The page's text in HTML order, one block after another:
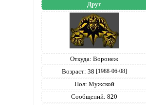
Друг
Откуда: Воронеж
Возраст: 38 [1988-06-08]
Пол: Мужской
Сообщений: 820